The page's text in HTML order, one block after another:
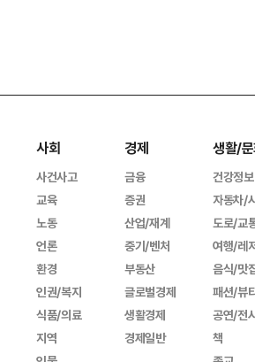
사회
사건사고
교육
노동
언론
환경
인권/복지
식품/의료
지역
경제
금융
증권
산업/재계
중기/벤처
부동산
글로벌경제
생활경제
경제일반
생활/
건강정보
자동차/
도로/교
여행/레
음식/맛
패션/뷰
공연/전
책